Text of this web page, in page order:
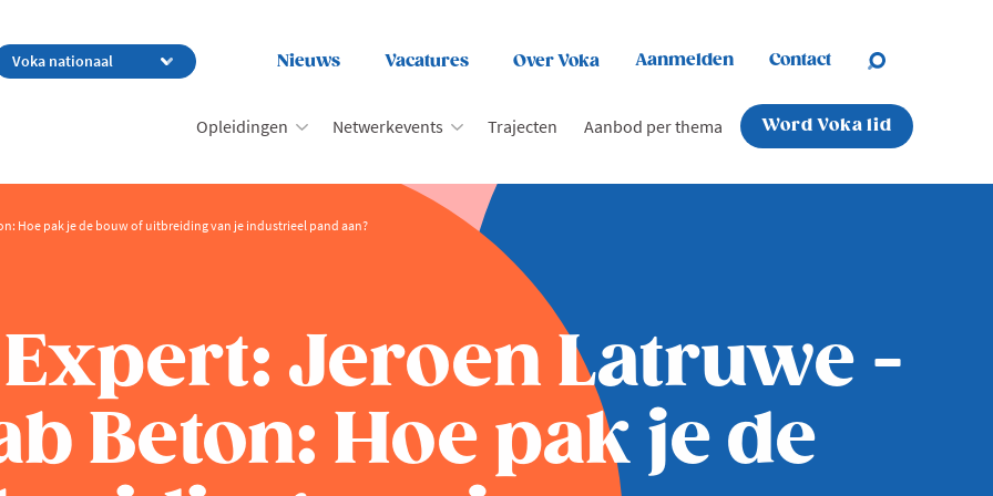
Nieuws Vacatures Over Voka Aanmelden Contact
Opleidingen Netwerkevents Trajecten Aanbod per thema Word Voka lid
Hoe pak je de bouw of uitbreiding van je industrieel pand aan?
Jeroen Latruwe -
Beton: Hoe pak je de